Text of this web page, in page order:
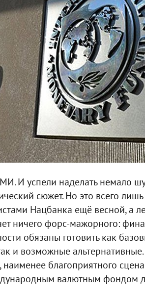
И успели наделать немало
сюжет. Но это всего
Нацбанка ещё весной, а
ничего форс-мажорного:
обязаны готовить как
и возможные
благоприятного
валютным фондом